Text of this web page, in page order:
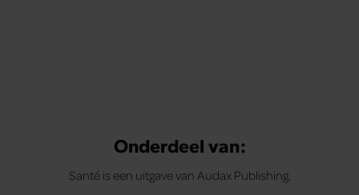
Onderdeel van:
Santé is een uitgave van Audax Publishing.